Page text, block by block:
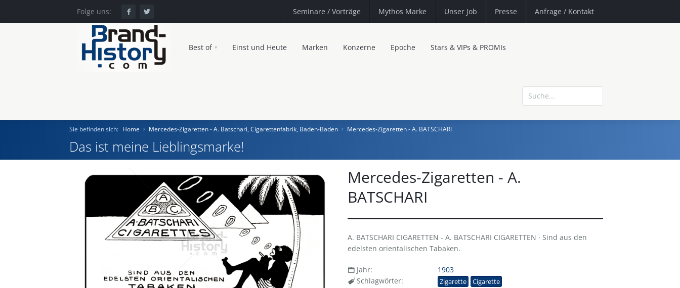
Folge uns: Seminare / Vorträge Mythos Marke Unser Job Presse Anfrage / Kontakt
Best of Einst und Heute Marken Konzerne Epoche Stars & VIPs & PROMIs
Marken
Konzerne
Sie befinden sich: Home Mercedes-Zigaretten - A. Batschari, Cigarettenfabrik, Baden-Baden Mercedes-Zigaretten - A. BATSCHARI
Das ist meine Lieblingsmarke!
Mercedes-Zigaretten - A.
BATSCHARI
A. BATSCHARI CIGARETTEN - A. BATSCHARI CIGARETTEN · Sind aus den
edelsten orientalischen Tabaken.
Jahr:
1903
Schlagwörter:
Zigarette Cigarette